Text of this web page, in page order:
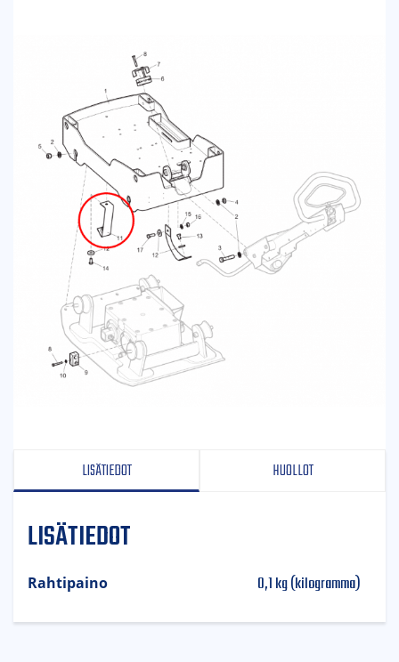
LISÄTIEDOT HUOLLOT
LISÄTIEDOT
Rahtipaino 0,1 kg (kilogramma)